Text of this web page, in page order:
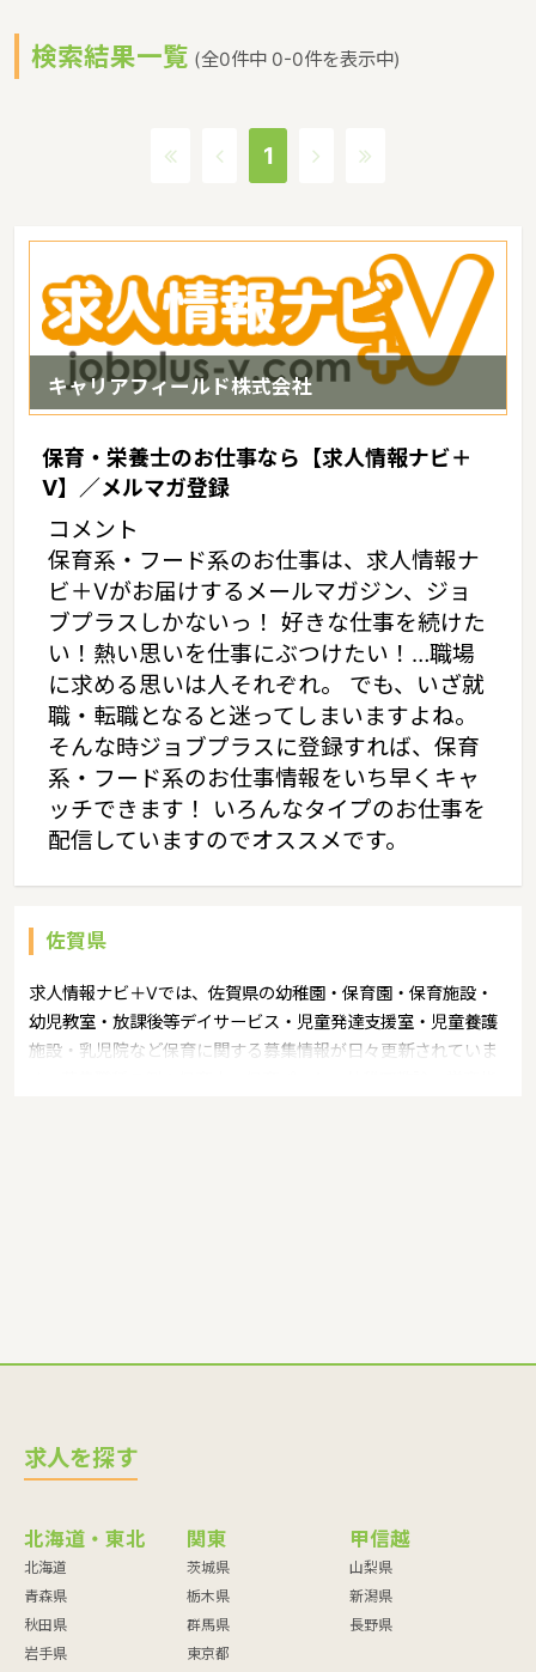
保育所や保育施設が301施設あり、保育士求人倍率が1.33となって
います。（2017年10月現在）佐賀県の市町村は20。佐賀県の家賃
灘、南は有明海に面しています。東京まで直線距離で約900キロメ
して歴史的、文化的に重要な役割を果たしているというような特徴
があるエリアです。
検索結果一覧 (全0件中 0-0件を表示中)
1
キャリアフィールド株式会社
保育・栄養士のお仕事なら【求人情報ナビ＋
V】／メルマガ登録
コメント
保育系・フード系のお仕事は、求人情報ナ
ビ＋Vがお届けするメールマガジン、ジョ
ブプラスしかないっ！ 好きな仕事を続けた
い！熱い思いを仕事にぶつけたい！…職場
に求める思いは人それぞれ。 でも、いざ就
職・転職となると迷ってしまいますよね。
そんな時ジョブプラスに登録すれば、保育
系・フード系のお仕事情報をいち早くキャ
ッチできます！ いろんなタイプのお仕事を
配信していますのでオススメです。
佐賀県
求人情報ナビ＋Vでは、佐賀県の幼稚園・保育園・保育施設・
幼児教室・放課後等デイサービス・児童発達支援室・児童養護
施設・乳児院など保育に関する募集情報が日々更新されていま
求人を探す
北海道・東北
北海道
青森県
秋田県
岩手県
関東
茨城県
栃木県
群馬県
東京都
甲信越
山梨県
新潟県
長野県